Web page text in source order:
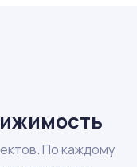
По каждому